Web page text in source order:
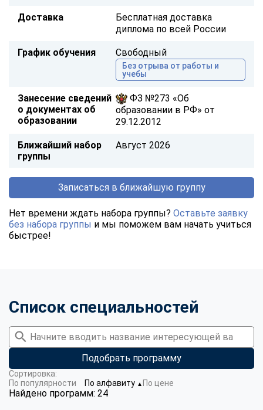
Доставка
Бесплатная доставка
диплома по всей России
График обучения Свободный
Без отрыва от работы и
учебы
Занесение сведений
о документах об
образовании
ФЗ №273 «Об
образовании в РФ» от
29.12.2012
Ближайший набор
группы
Август 2026
Записаться в ближайшую группу
Нет времени ждать набора группы? Оставьте заявку
без набора группы и мы поможем вам начать учиться
быстрее!
Список специальностей
Подобрать программу
Найдено программ: 24
Сортировка:
По популярности
По алфавиту ▼ По цене